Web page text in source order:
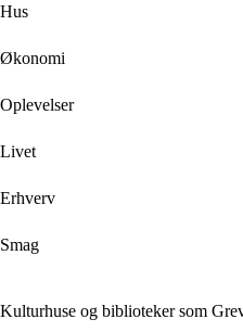
Hus
Økonomi
Oplevelser
Livet
Erhverv
Smag
Kulturhuse og biblioteker som